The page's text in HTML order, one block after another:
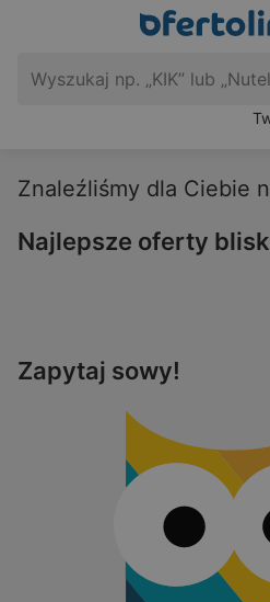
Znaleźliśmy dla Ciebie
Najlepsze oferty
Zapytaj sowy!